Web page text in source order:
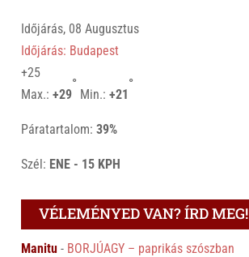
Időjárás, 08 Augusztus
Időjárás: Budapest
+25
Max.:+29
°
Min.:+21
°
Páratartalom:39%
Szél: ENE - 15 KPH
VÉLEMÉNYED VAN? ÍRD MEG!
Manitu - BORJÚAGY – paprikás szószban